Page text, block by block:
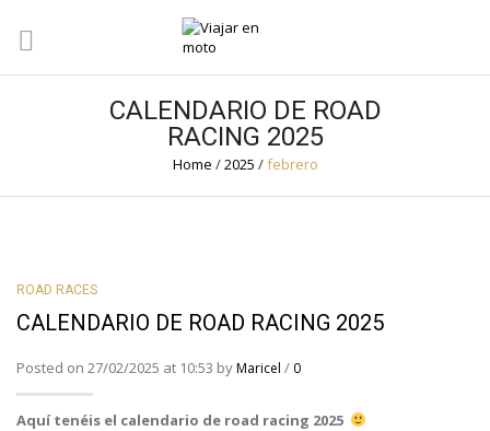
CALENDARIO DE ROAD
RACING 2025
Home /2025 /febrero
ROAD RACES
CALENDARIO DE ROAD RACING 2025
Posted on 27/02/2025 at 10:53 byMaricel / 0
Aquí tenéis el calendario de road racing 2025